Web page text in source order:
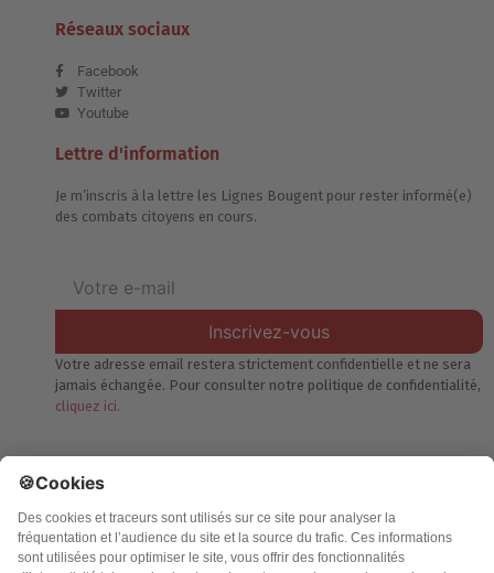
Réseaux sociaux
Facebook
Twitter
Youtube
Lettre d'information
Je m’inscris à la lettre les Lignes Bougent pour rester informé(e)
des combats citoyens en cours.
Inscrivez-vous
Votre adresse email restera strictement confidentielle et ne sera
jamais échangée. Pour consulter notre politique de confidentialité,
cliquez ici.
Accueil